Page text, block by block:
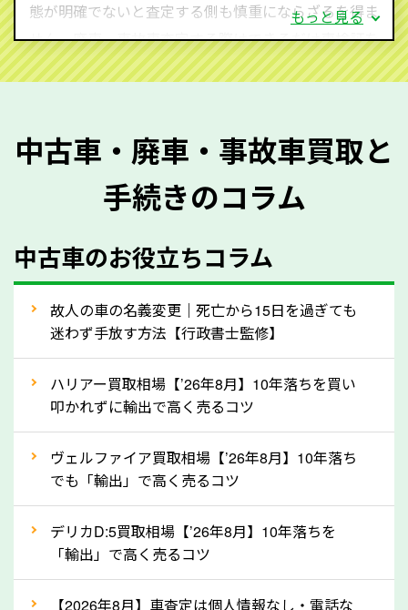
態が明確でないと査定する側も慎重にならざるを得ま
せん。廃車・事故車査定する際はできるだけ車検証を
ご準備ください。車検証があることで車両状態や年式
質問させていただく内容は以下の通りとなります。
メーカー／車種
型式／グレード
走行距離（例：約〇万キロ）
車検の満了日
内装や外装の状態
定を行い高価買取価格をつけやすくなります。
ってきます！
自動車税の還付金は、先に年払いしていた自動車税が
月割りで返還されるものです。ですから、自動車税の
還付金は早めに売却するほど多く還付されます。不要
な車は早めに廃車手続きをしたほうが良いでしょう。
もっと見る
中古車・廃車・事故車買取と
手続きのコラム
中古車のお役立ちコラム
故人の車の名義変更｜死亡から15日を過ぎても
迷わず手放す方法【行政書士監修】
ハリアー買取相場【’26年8月】10年落ちを買い
叩かれずに輸出で高く売るコツ
ヴェルファイア買取相場【’26年8月】10年落ち
でも「輸出」で高く売るコツ
デリカD:5買取相場【’26年8月】10年落ちを
「輸出」で高く売るコツ
【2026年8月】車査定は個人情報なし・電話な